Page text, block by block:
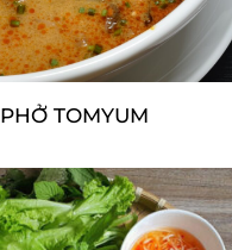
PHỞ TOMYUM